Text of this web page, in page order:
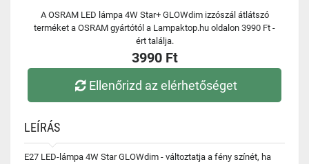
A OSRAM LED lámpa 4W Star+ GLOWdim izzószál átlátszó
terméket a OSRAM gyártótól a Lampaktop.hu oldalon 3990 Ft -
ért találja.
3990 Ft
Ellenőrizd az elérhetőséget
LEÍRÁS
E27 LED-lámpa 4W Star GLOWdim - változtatja a fény színét, ha